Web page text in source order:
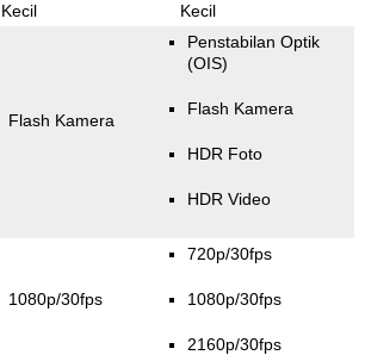
Kecil Kecil
Flash Kamera
Penstabilan Optik
(OIS)
Flash Kamera
HDR Foto
HDR Video
1080p/30fps
720p/30fps
1080p/30fps
2160p/30fps